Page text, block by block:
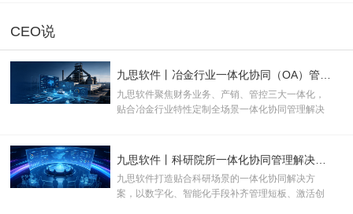
CEO说
九思软件丨冶金行业一体化协同（OA）管理解决方案
九思软件聚焦财务业务、产销、管控三大一体化，
贴合冶金行业特性定制全场景一体化协同管理解决
高端化升级。
九思软件打造贴合科研场景的一体化协同解决方
案，以数字化、智能化手段补齐管理短板、激活创